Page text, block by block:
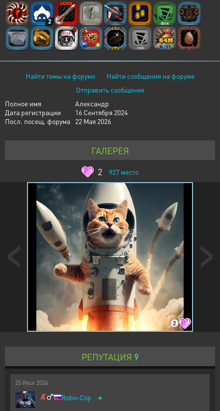
2
Найти темы на форуме
Найти сообщения на форуме
Отправить сообщение
Полное имя
Александр
Дата регистрации
16 Сентября 2024
Посл. посещ. форума
22 Мая 2026
ГАЛЕРЕЯ
2
927 место
2
РЕПУТАЦИЯ 9
25 Июл 2026
Robo-Cop +